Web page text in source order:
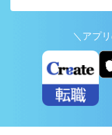
＼アプ